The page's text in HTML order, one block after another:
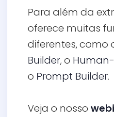
Para além da
oferece muitas
diferentes, como
Builder, o
o Prompt Builder.
Veja o nosso